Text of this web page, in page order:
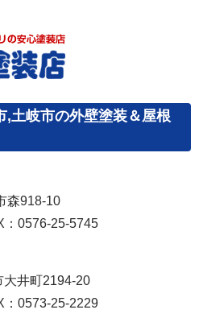
,土岐市の外壁塗装＆屋根
森918-10
0576-25-5745
井町2194-20
0573-25-2229